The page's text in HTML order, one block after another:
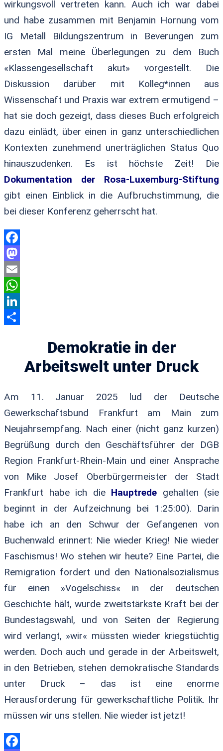
wirkungsvoll vertreten kann. Auch ich war dabei
und habe zusammen mit Benjamin Hornung vom
IG Metall Bildungszentrum in Beverungen zum
ersten Mal meine Überlegungen zu dem Buch
«Klassengesellschaft akut» vorgestellt. Die
Diskussion darüber mit Kolleg*innen aus
Wissenschaft und Praxis war extrem ermutigend –
hat sie doch gezeigt, dass dieses Buch erfolgreich
dazu einlädt, über einen in ganz unterschiedlichen
Kontexten zunehmend unerträglichen Status Quo
hinauszudenken. Es ist höchste Zeit! Die
Dokumentation der Rosa-Luxemburg-Stiftung
gibt einen Einblick in die Aufbruchstimmung, die
bei dieser Konferenz geherrscht hat.
Facebook
Mastodon
Email
WhatsApp
LinkedIn
Demokratie in der
Arbeitswelt unter Druck
Am 11. Januar 2025 lud der Deutsche
Gewerkschaftsbund Frankfurt am Main zum
Neujahrsempfang. Nach einer (nicht ganz kurzen)
Begrüßung durch den Geschäftsführer der DGB
Region Frankfurt-Rhein-Main und einer Ansprache
von Mike Josef Oberbürgermeister der Stadt
Frankfurt habe ich die Hauptrede gehalten (sie
beginnt in der Aufzeichnung bei 1:25:00). Darin
habe ich an den Schwur der Gefangenen von
Buchenwald erinnert: Nie wieder Krieg! Nie wieder
Faschismus! Wo stehen wir heute? Eine Partei, die
Remigration fordert und den Nationalsozialismus
für einen »Vogelschiss« in der deutschen
Geschichte hält, wurde zweitstärkste Kraft bei der
Bundestagswahl, und von Seiten der Regierung
wird verlangt, »wir« müssten wieder kriegstüchtig
werden. Doch auch und gerade in der Arbeitswelt,
in den Betrieben, stehen demokratische Standards
unter Druck – das ist eine enorme
Herausforderung für gewerkschaftliche Politik. Ihr
müssen wir uns stellen. Nie wieder ist jetzt!